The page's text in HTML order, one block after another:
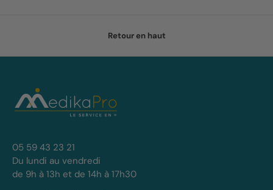
Retour en haut
05 59 43 23 21
Du lundi au vendredi
de 9h à 13h et de 14h à 17h30